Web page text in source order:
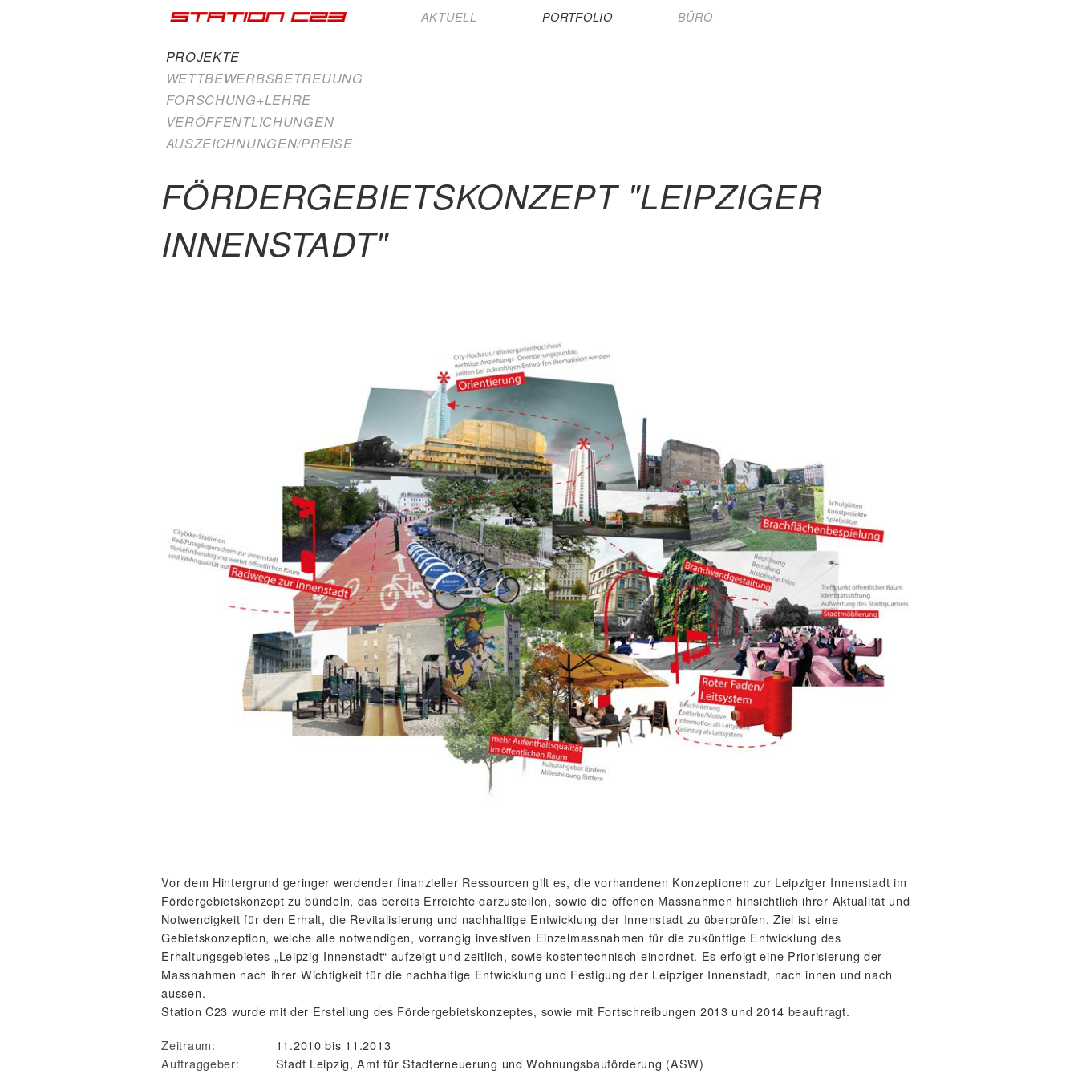
AKTUELL PORTFOLIO
PROJEKTE
WETTBEWERBSBETREUUNG
FORSCHUNG+LEHRE
VERÖFFENTLICHUNGEN
AUSZEICHNUNGEN/PREISE
BÜRO
FÖRDERGEBIETSKONZEPT "LEIPZIGER
INNENSTADT"
Vor dem Hintergrund geringer werdender finanzieller Ressourcen gilt es, die vorhandenen Konzeptionen zur Leipziger Innenstadt im
Fördergebietskonzept zu bündeln, das bereits Erreichte darzustellen, sowie die offenen Massnahmen hinsichtlich ihrer Aktualität und
Notwendigkeit für den Erhalt, die Revitalisierung und nachhaltige Entwicklung der Innenstadt zu überprüfen. Ziel ist eine
Gebietskonzeption, welche alle notwendigen, vorrangig investiven Einzelmassnahmen für die zukünftige Entwicklung des
Erhaltungsgebietes „Leipzig-Innenstadt“ aufzeigt und zeitlich, sowie kostentechnisch einordnet. Es erfolgt eine Priorisierung der
Massnahmen nach ihrer Wichtigkeit für die nachhaltige Entwicklung und Festigung der Leipziger Innenstadt, nach innen und nach
aussen.
Station C23 wurde mit der Erstellung des Fördergebietskonzeptes, sowie mit Fortschreibungen 2013 und 2014 beauftragt.
Zeitraum:
11.2010 bis 11.2013
Auftraggeber:
Stadt Leipzig, Amt für Stadterneuerung und Wohnungsbauförderung (ASW)